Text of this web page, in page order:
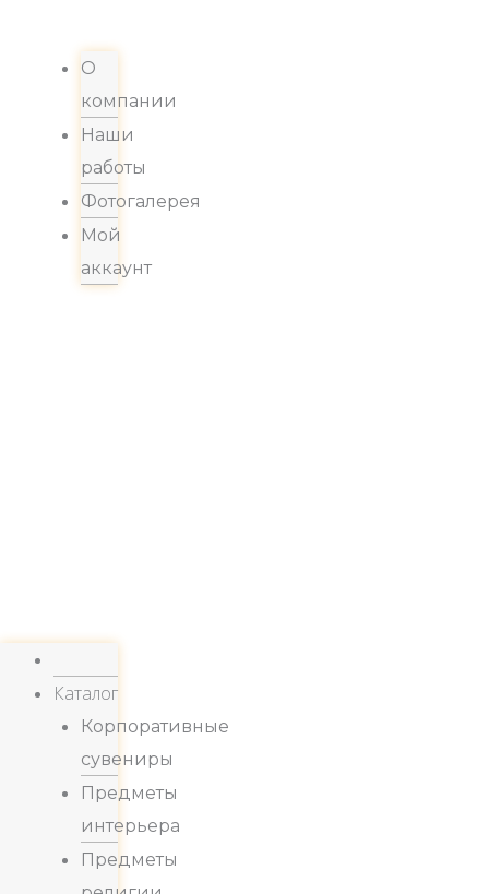
О
компании
Наши
работы
Фотогалерея
Мой
аккаунт
Каталог
Корпоративные
сувениры
Предметы
интерьера
Предметы